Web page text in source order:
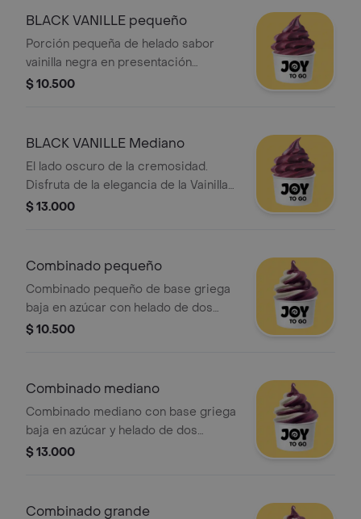
BLACK VANILLE pequeño
Porción pequeña de helado sabor
vainilla negra en presentación
congelada.
$ 10.500
BLACK VANILLE Mediano
El lado oscuro de la cremosidad.
Disfruta de la elegancia de la Vainilla
Francesa en un helado negro intenso.
capricho perfecto: delicioso,
saludable y ¡sin drama!
$ 13.000
Combinado pequeño
Combinado pequeño de base griega
baja en azúcar con helado de dos
colores y sabor sorpresa del mes.
$ 10.500
Combinado mediano
Combinado mediano con base griega
baja en azúcar y helado de dos
colores. Sabor sorpresa del mes.
$ 13.000
Combinado grande